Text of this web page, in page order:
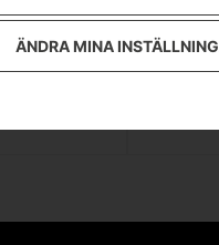
ÄNDRA MINA
120iBV –
och laddare
med